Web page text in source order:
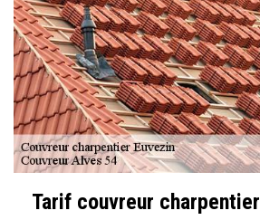
Tarif couvreur charpentier